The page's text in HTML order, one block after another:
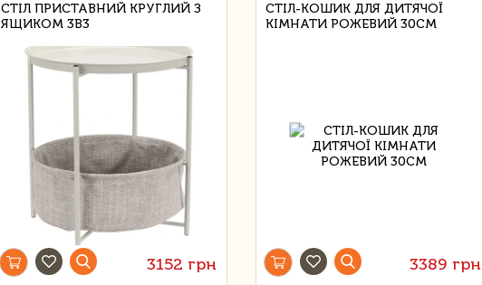
СТІЛ ПРИСТАВНИЙ КРУГЛИЙ З
ЯЩИКОМ 3В3
3152 грн
СТІЛ-КОШИК ДЛЯ ДИТЯЧОЇ
КІМНАТИ РОЖЕВИЙ 30СМ
3389 грн